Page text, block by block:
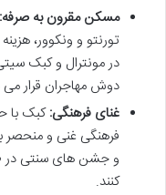
مسکن مقرون به صرفه:
تورنتو و ونکوور،
در مونترال و کبک
دوش مهاجران قرار
غنای فرهنگی:کبک با
فرهنگی غنی و منحصر
و جشن های سنتی در
کنند.